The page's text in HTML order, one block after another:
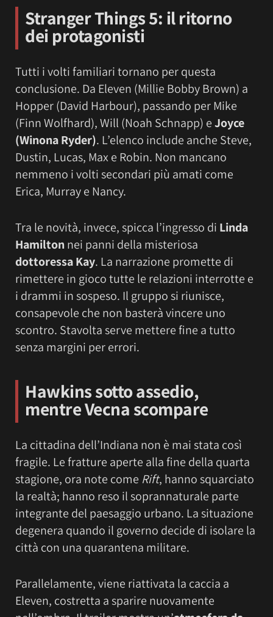
Stranger Things 5: il ritorno
dei protagonisti
Tutti i volti familiari tornano per questa
conclusione. Da Eleven (Millie Bobby Brown) a
Hopper (David Harbour), passando per Mike
(Finn Wolfhard), Will (Noah Schnapp) eJoyce
(Winona Ryder). L’elenco include anche Steve,
Dustin, Lucas, Max e Robin. Non mancano
nemmeno i volti secondari più amati come
Erica, Murray e Nancy.
Tra le novità, invece, spicca l’ingresso di Linda
Hamiltonnei panni della misteriosa
dottoressa Kay. La narrazione promette di
rimettere in gioco tutte le relazioni interrotte e
i drammi in sospeso. Il gruppo si riunisce,
consapevole che non basterà vincere uno
scontro. Stavolta serve mettere fine a tutto
senza margini per errori.
Hawkins sotto assedio,
mentre Vecna scompare
La cittadina dell’Indiana non è mai stata così
fragile. Le fratture aperte alla fine della quarta
stagione, ora note come Rift, hanno squarciato
la realtà; hanno reso il soprannaturale parte
integrante del paesaggio urbano. La situazione
degenera quando il governo decide di isolare la
città con una quarantena militare.
Parallelamente, viene riattivata la caccia a
Eleven, costretta a sparire nuovamente